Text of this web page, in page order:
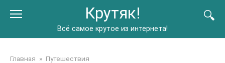
Крутяк!
Всё самое крутое из интернета!
Главная » Путешествия